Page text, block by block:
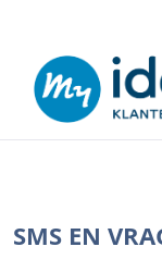
SMS EN
SMS EN